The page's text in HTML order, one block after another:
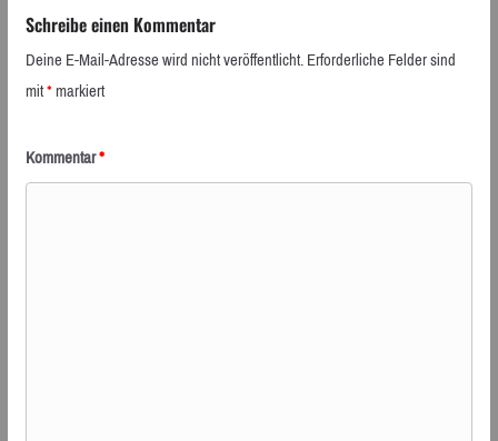
Schreibe einen Kommentar
Deine E-Mail-Adresse wird nicht veröffentlicht.Erforderliche Felder sind
mit*markiert
Kommentar*